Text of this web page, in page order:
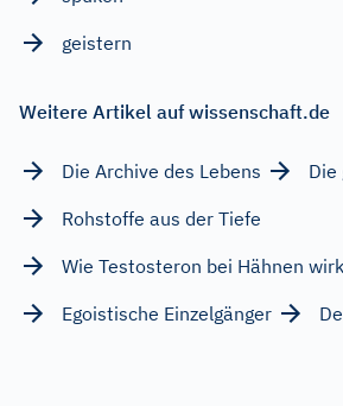
geistern
Weitere Artikel auf wissenschaft.de
Die Archive des Lebens
Die
Rohstoffe aus der Tiefe
Wie Testosteron bei Hähnen
Egoistische Einzelgänger